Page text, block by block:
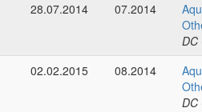
28.07.2014
07.2014
DC
02.02.2015
08.2014
DC